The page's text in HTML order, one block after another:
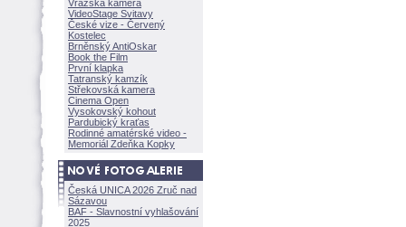
Vrážská kamera
VideoStage Svitavy
České vize - Červený
Kostelec
Brněnský AntiOskar
Book the Film
První klapka
Tatranský kamzík
Střekovská kamera
Cinema Open
Vysokovský kohout
Pardubický kraťas
Rodinné amatérské video -
Memoriál Zdeňka Kopky
Česká UNICA 2026 Zruč nad
Sázavou
BAF - Slavnostní vyhlašování
2025